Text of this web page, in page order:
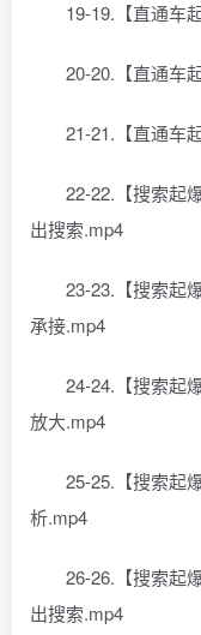
19-19.【直通车
20-20.【直通车
21-21.【直通车
22-22.【搜索起
出搜索.mp4
23-23.【搜索起
承接.mp4
24-24.【搜索起
放大.mp4
25-25.【搜索起
析.mp4
26-26.【搜索起
出搜索.mp4